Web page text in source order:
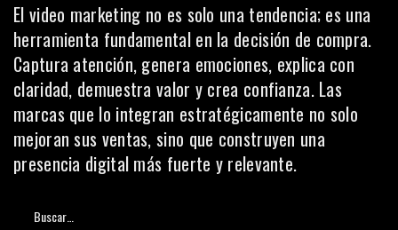
El video marketing no es solo una tendencia; es una
herramienta fundamental en la decisión de compra.
Captura atención, genera emociones, explica con
claridad, demuestra valor y crea confianza. Las
marcas que lo integran estratégicamente no solo
mejoran sus ventas, sino que construyen una
presencia digital más fuerte y relevante.